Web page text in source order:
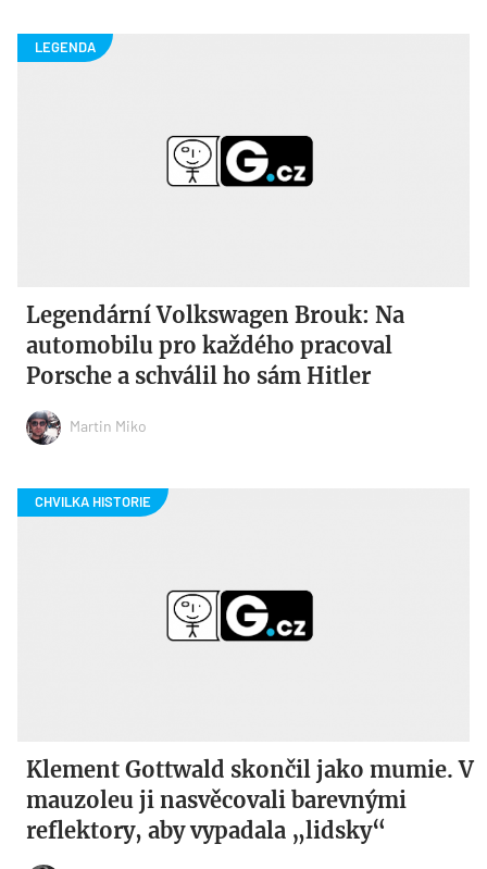
Legendární Volkswagen Brouk: Na
automobilu pro každého pracoval
Porsche a schválil ho sám Hitler
Martin Miko
Klement Gottwald skončil jako mumie. V
mauzoleu ji nasvěcovali barevnými
reflektory, aby vypadala „lidsky“